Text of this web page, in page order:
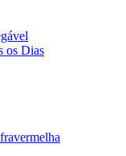
os Dias